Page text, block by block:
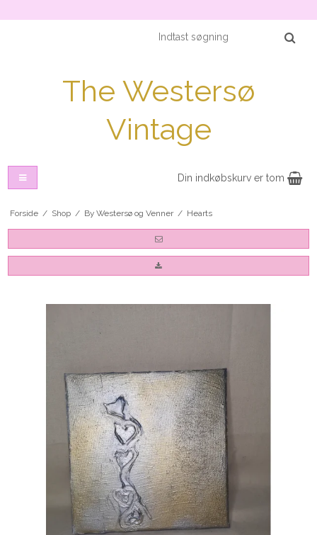
The Westersø
Vintage
Din indkøbskurv er tom
Forside / Shop / By Westersø og Venner / Hearts